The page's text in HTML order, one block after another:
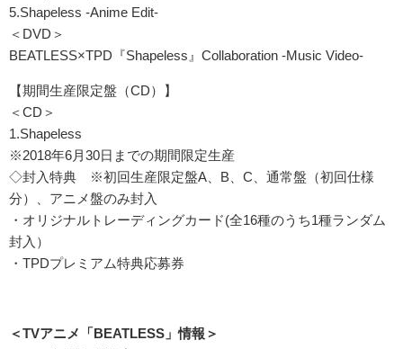
5.Shapeless -Anime Edit-
＜DVD＞
BEATLESS×TPD『Shapeless』Collaboration -Music Video-
【期間生産限定盤（CD）】
＜CD＞
1.Shapeless
※2018年6月30日までの期間限定生産
◇封入特典 ※初回生産限定盤A、B、C、通常盤（初回仕様
分）、アニメ盤のみ封入
・オリジナルトレーディングカード(全16種のうち1種ランダム
封入）
・TPDプレミアム特典応募券
＜TVアニメ「BEATLESS」情報＞